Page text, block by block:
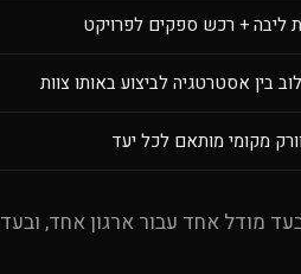
ליבה + רכש ספקים לפרויקט
בין אסטרטגיה לביצוע באותו צוות
מקומי מותאם לכל יעד
מודל אחד עבור ארגון אחד, ובעד